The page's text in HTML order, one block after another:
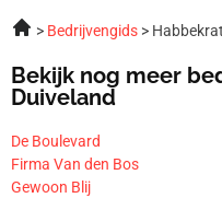
Bedrijvengids
Bekijk nog meer
Duiveland
De Boulevard
Firma Van den Bos
Gewoon Blij